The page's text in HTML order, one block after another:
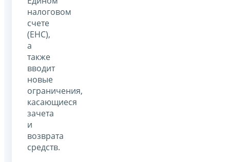
налоговом
счете
(ЕНС),
а
также
вводит
новые
ограничения,
касающиеся
зачета
и
возврата
средств.